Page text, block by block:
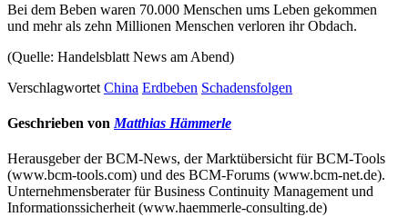
Bei dem Beben waren 70.000 Menschen ums Leben gekommen
und mehr als zehn Millionen Menschen verloren ihr Obdach.
(Quelle: Handelsblatt News am Abend)
Verschlagwortet China Erdbeben Schadensfolgen
Geschrieben von Matthias Hämmerle
Herausgeber der BCM-News, der Marktübersicht für BCM-Tools
(www.bcm-tools.com) und des BCM-Forums (www.bcm-net.de).
Unternehmensberater für Business Continuity Management und
Informationssicherheit (www.haemmerle-consulting.de)